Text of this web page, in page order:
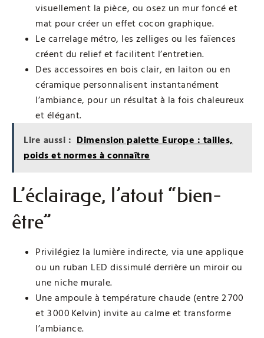
visuellement la pièce, ou osez un mur foncé et
mat pour créer un effet cocon graphique.
Le carrelage métro, les zelliges ou les faïences
créent du relief et facilitent l’entretien.
Des accessoires en bois clair, en laiton ou en
céramique personnalisent instantanément
l’ambiance, pour un résultat à la fois chaleureux
et élégant.
Lire aussi : Dimension palette Europe : tailles,
poids et normes à connaître
L’éclairage, l’atout “bien-
être”
Privilégiez la lumière indirecte, via une applique
ou un ruban LED dissimulé derrière un miroir ou
une niche murale.
Une ampoule à température chaude (entre 2 700
et 3 000 Kelvin) invite au calme et transforme
l’ambiance.